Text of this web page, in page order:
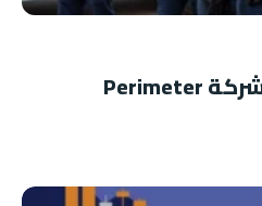
تراجع حاد في أسهم شركة Perimeter